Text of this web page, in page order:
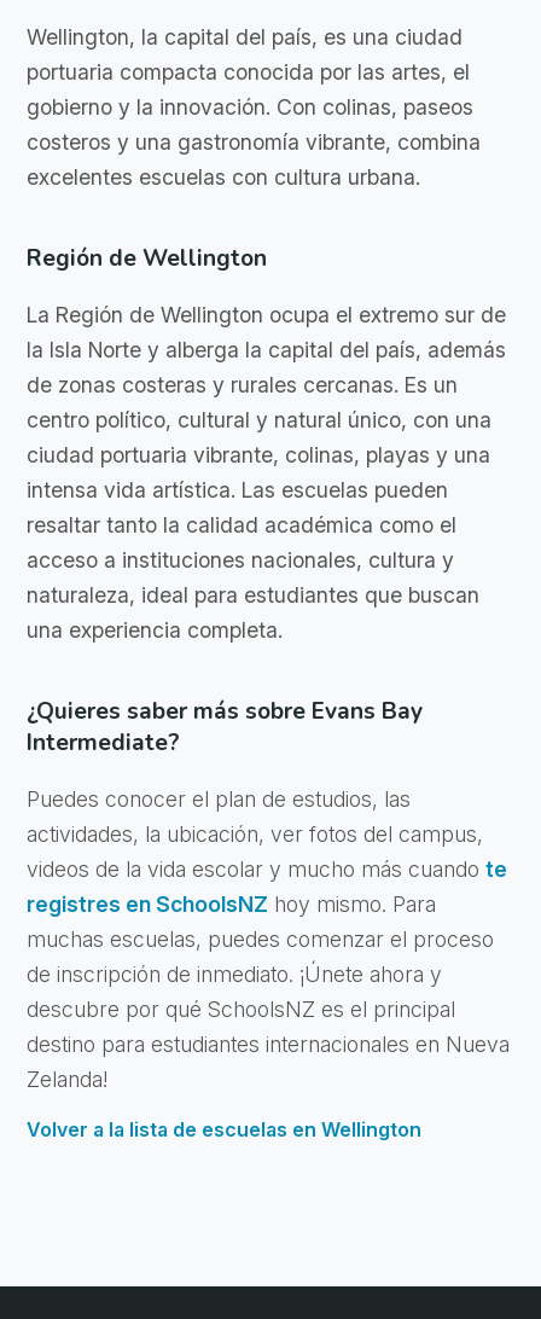
Wellington, la capital del país, es una ciudad
portuaria compacta conocida por las artes, el
gobierno y la innovación. Con colinas, paseos
costeros y una gastronomía vibrante, combina
excelentes escuelas con cultura urbana.
Región de Wellington
La Región de Wellington ocupa el extremo sur de
la Isla Norte y alberga la capital del país, además
de zonas costeras y rurales cercanas. Es un
centro político, cultural y natural único, con una
ciudad portuaria vibrante, colinas, playas y una
intensa vida artística. Las escuelas pueden
resaltar tanto la calidad académica como el
acceso a instituciones nacionales, cultura y
naturaleza, ideal para estudiantes que buscan
una experiencia completa.
¿Quieres saber más sobre Evans Bay
Intermediate?
Puedes conocer el plan de estudios, las
actividades, la ubicación, ver fotos del campus,
videos de la vida escolar y mucho más cuandote
registres en SchoolsNZ hoy mismo. Para
muchas escuelas, puedes comenzar el proceso
de inscripción de inmediato. ¡Únete ahora y
descubre por qué SchoolsNZ es el principal
destino para estudiantes internacionales en Nueva
Zelanda!
Volver a la lista de escuelas en Wellington